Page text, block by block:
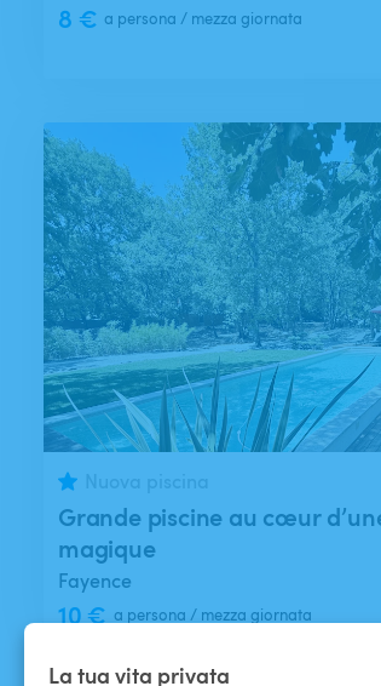
La tua vita privata
8 € a persona / mezza giornata
Grande piscine au cœur
magique
Fayence
10 € a persona / mezza giornata